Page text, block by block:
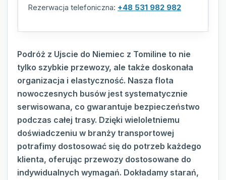
Rezerwacja telefoniczna: +48 531 982 982
Podróż z Ujscie do Niemiec z Tomiline to nie
tylko szybkie przewozy, ale także doskonała
organizacja i elastyczność. Nasza flota
nowoczesnych busów jest systematycznie
serwisowana, co gwarantuje bezpieczeństwo
podczas całej trasy. Dzięki wieloletniemu
doświadczeniu w branży transportowej
potrafimy dostosować się do potrzeb każdego
klienta, oferując przewozy dostosowane do
indywidualnych wymagań. Dokładamy starań,